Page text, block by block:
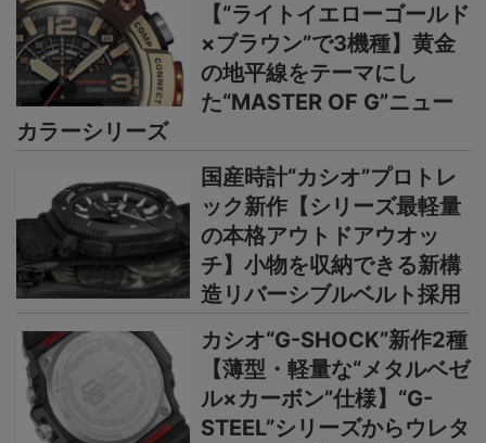
【“ライトイエローゴールド
×ブラウン”で3機種】黄金
の地平線をテーマにし
た“MASTER OF G”ニュー
カラーシリーズ
国産時計“カシオ”プロトレ
ック新作【シリーズ最軽量
の本格アウトドアウオッ
チ】小物を収納できる新構
造リバーシブルベルト採用
カシオ“G-SHOCK”新作2種
【薄型・軽量な“メタルベゼ
ル×カーボン”仕様】“G-
STEEL”シリーズからウレタ